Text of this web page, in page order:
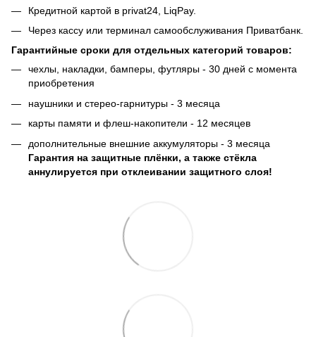
Кредитной картой в privat24, LiqPay.
Через кассу или терминал самообслуживания Приватбанк.
Гарантийные сроки для отдельных категорий товаров:
чехлы, накладки, бамперы, футляры - 30 дней с момента
приобретения
наушники и стерео-гарнитуры - 3 месяца
карты памяти и флеш-накопители - 12 месяцев
дополнительные внешние аккумуляторы - 3 месяца
Гарантия на защитные плёнки, а также стёкла
аннулируется при отклеивании защитного слоя!